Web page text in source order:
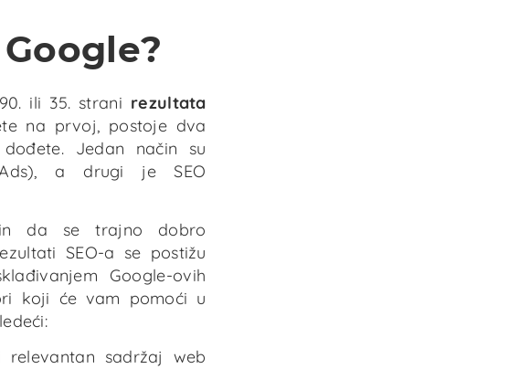
ili 35. strani rezultata
na prvoj, postoje dva
Jedan način su
a drugi je SEO
da se trajno dobro
SEO-a se postižu
Google-ovih
koji će vam pomoći u
relevantan sadržaj web